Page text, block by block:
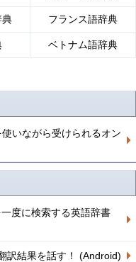
典 フランス語辞典
ベトナム語辞典
いながら受けられるオン
度に検索する英語辞書
訳結果を話す！ (Android)